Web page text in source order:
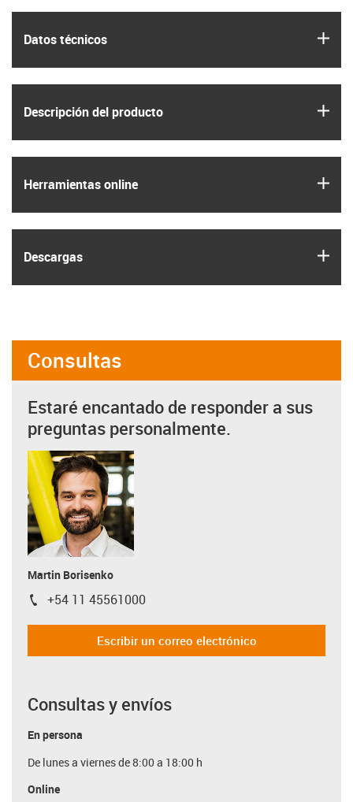
Datos técnicos
Descripción del producto
Herramientas online
Descargas
Consultas
Estaré encantado de responder a sus
preguntas personalmente.
Martin Borisenko
igus-icon-phone
+54 11 45561000
Escribir un correo electrónico
Consultas y envíos
En persona
De lunes a viernes de 8:00 a 18:00 h
Online